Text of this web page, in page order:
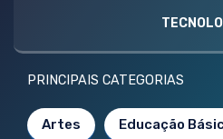
PRINCIPAIS CATEGORIAS
Artes Educação